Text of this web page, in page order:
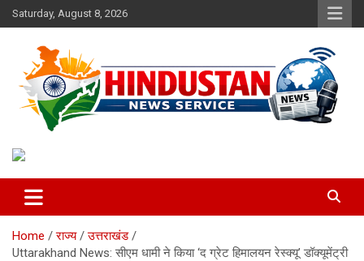
Skip
to
Saturday, August 8, 2026
Hindustan News Service
Home राज्य
उत्तराखंड
Uttarakhand News: सीएम धामी ने किया ‘द ग्रेट हिमालयन रेस्क्यू’ डॉक्यूमेंट्री